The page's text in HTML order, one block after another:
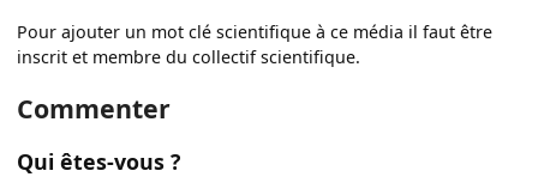
Pour ajouter un mot clé scientifique à ce média il faut être
inscrit et membre du collectif scientifique.
Commenter
Qui êtes-vous ?